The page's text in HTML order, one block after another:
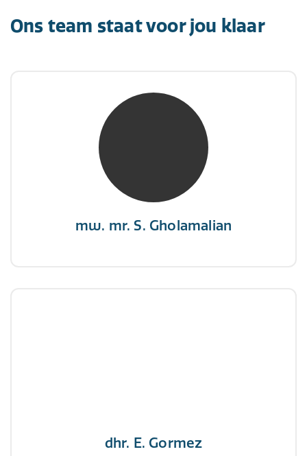
Ons team staat voor jou klaar
mw. mr. S. Gholamalian
mw. mr. S. Gholamalian
NIVRE Register-Expert
“Als je de richting van de wind niet kunt
veranderen, verander dan de stand van je
dhr. E. Gormez